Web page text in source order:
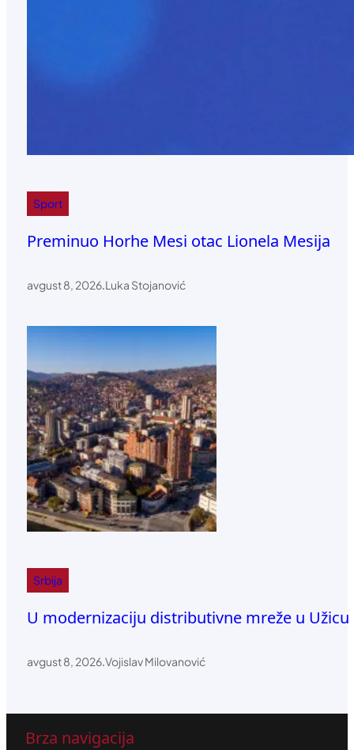
Sport
Preminuo Horhe Mesi otac Lionela Mesija
avgust 8, 2026.Luka Stojanović
Srbija
U modernizaciju distributivne mreže u
avgust 8, 2026.Vojislav Milovanović
Brza navigacija